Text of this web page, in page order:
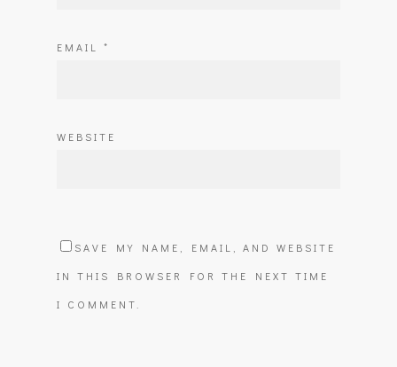
EMAIL *
WEBSITE
SAVE MY NAME, EMAIL, AND WEBSITE
IN THIS BROWSER FOR THE NEXT TIME
I COMMENT.